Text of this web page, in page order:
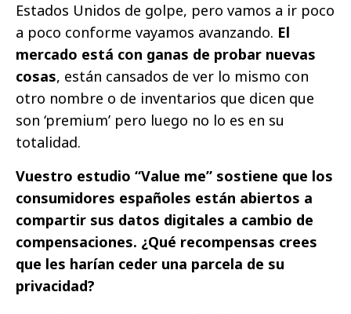
Estados Unidos de golpe, pero vamos a ir poco
a poco conforme vayamos avanzando. El
mercado está con ganas de probar nuevas
cosas, están cansados de ver lo mismo con
otro nombre o de inventarios que dicen que
son ‘premium’ pero luego no lo es en su
totalidad.
Vuestro estudio “Value me” sostiene que los
consumidores españoles están abiertos a
compartir sus datos digitales a cambio de
compensaciones. ¿Qué recompensas crees
que les harían ceder una parcela de su
privacidad?